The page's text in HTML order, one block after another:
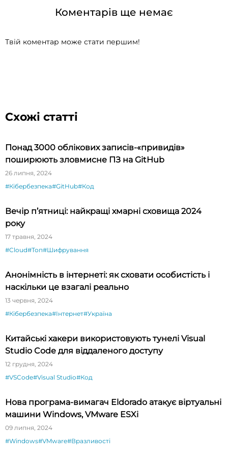
Коментарів ще немає
Твій коментар може стати першим!
Схожі статті
Понад 3000 облікових записів-«привидів»
поширюють зловмисне ПЗ на GitHub
26 липня, 2024
#Кібербезпека#GitHub#Код
Вечір п’ятниці: найкращі хмарні сховища 2024
року
17 травня, 2024
#Cloud#Топ#Шифрування
Анонімність в інтернеті: як сховати особистість і
наскільки це взагалі реально
13 червня, 2024
#Кібербезпека#Інтернет#Україна
Китайські хакери використовують тунелі Visual
Studio Code для віддаленого доступу
12 грудня, 2024
#VSCode#Visual Studio#Код
Нова програма-вимагач Eldorado атакує віртуальні
машини Windows, VMware ESXi
09 липня, 2024
#Windows#VMware#Вразливості